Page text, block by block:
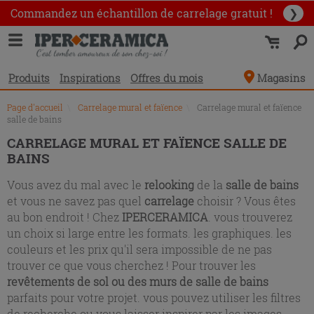
Commandez un échantillon de carrelage gratuit ! ❯
Produits Inspirations Offres du mois Magasins
Page d'accueil Carrelage mural et faïence
Carrelage mural et faïence
salle de bains
CARRELAGE MURAL ET FAÏENCE SALLE DE
BAINS
Vous avez du mal avec le relooking de la salle de bains
et vous ne savez pas quel carrelage choisir ? Vous êtes
au bon endroit ! Chez IPERCERAMICA . vous trouverez
un choix si large entre les formats. les graphiques. les
couleurs et les prix qu'il sera impossible de ne pas
trouver ce que vous cherchez ! Pour trouver les
revêtements de sol ou des murs de salle de bains
parfaits pour votre projet. vous pouvez utiliser les filtres
Liste
des
produits